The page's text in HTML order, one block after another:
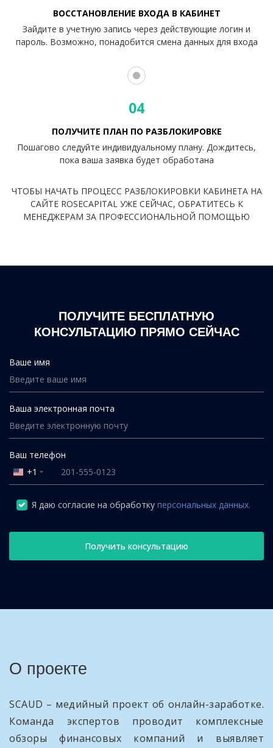
ВОССТАНОВЛЕНИЕ ВХОДА В КАБИНЕТ
Зайдите в учетную запись через действующие логин и
пароль. Возможно, понадобится смена данных для входа
04
ПОЛУЧИТЕ ПЛАН ПО РАЗБЛОКИРОВКЕ
Пошагово следуйте индивидуальному плану. Дождитесь,
пока ваша заявка будет обработана
ЧТОБЫ НАЧАТЬ ПРОЦЕСС РАЗБЛОКИРОВКИ КАБИНЕТА НА
САЙТЕ ROSECAPITAL УЖЕ СЕЙЧАС, ОБРАТИТЕСЬ К
МЕНЕДЖЕРАМ ЗА ПРОФЕССИОНАЛЬНОЙ ПОМОЩЬЮ
ПОЛУЧИТЕ БЕСПЛАТНУЮ
КОНСУЛЬТАЦИЮ ПРЯМО СЕЙЧАС
Ваше имя
Ваша электронная почта
Ваш телефон
United
States
+1
+1
Я даю согласие на обработку персональных данных.
Получить консультацию
О проекте
SCAUD – медийный проект об онлайн-заработке.
Команда экспертов проводит комплексные
обзоры финансовых компаний и выявляет